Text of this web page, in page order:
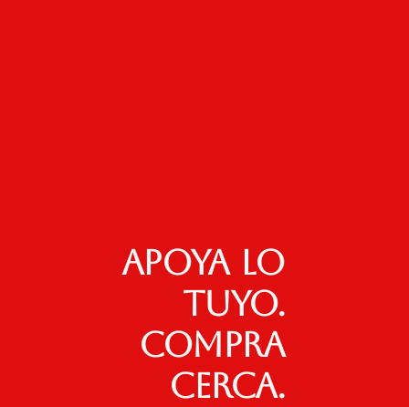
Apoya lo
tuyo.
Compra
cerca.